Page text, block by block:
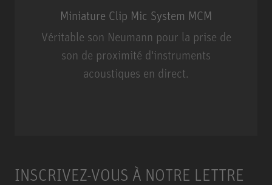
Miniature Clip Mic System MCM
Véritable son Neumann pour la prise de
son de proximité d'instruments
acoustiques en direct.
INSCRIVEZ-VOUS À NOTRE LETTRE